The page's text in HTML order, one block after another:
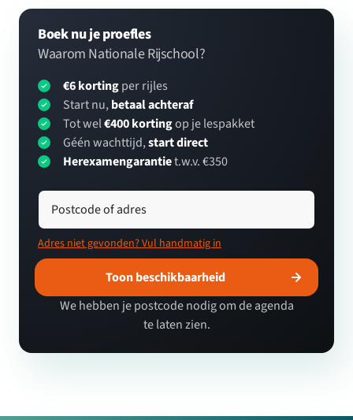
Boek nu je proefles
Waarom Nationale Rijschool?
€6 kortingper rijles
Start nu, betaal achteraf
Tot wel€400 kortingop je lespakket
Géén wachttijd,start direct
Herexamengarantiet.w.v. €350
Postcode of adres
Adres niet gevonden? Vul handmatig in
Toon beschikbaarheid
We hebben je postcode nodig om de agenda
te laten zien.